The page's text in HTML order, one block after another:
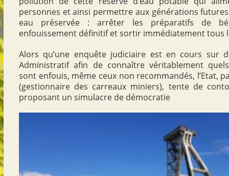
personnes et ainsi permettre aux générations futures
eau préservée : arrêter les préparatifs de
enfouissement définitif et sortir immédiatement tous
Alors qu’une enquête judiciaire est en cours sur
Administratif afin de connaître véritablement
sont enfouis, même ceux non recommandés, l’Etat,
(gestionnaire des carreaux miniers), tente de
proposant un simulacre de démocratie